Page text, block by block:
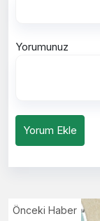
Yorumunuz
Yorum Ekle
Önceki Haber